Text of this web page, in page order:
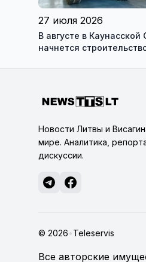
27 июля 2026
В августе в Каунасской
начнется
Новости Литвы и
мире. Аналитика,
дискуссии.
© 2026•Teleservis
Все авторские